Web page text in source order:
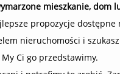
mieszkanie, dom
propozycje dostępne
nieruchomości i
My Ci go przedstawimy.